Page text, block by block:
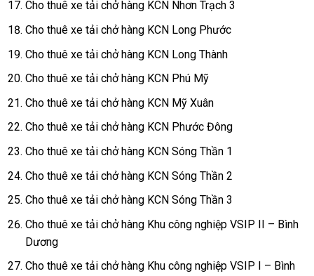
Cho thuê xe tải chở hàng KCN Nhơn Trạch 3
Cho thuê xe tải chở hàng KCN Long Phước
Cho thuê xe tải chở hàng KCN Long Thành
Cho thuê xe tải chở hàng KCN Phú Mỹ
Cho thuê xe tải chở hàng KCN Mỹ Xuân
Cho thuê xe tải chở hàng KCN Phước Đông
Cho thuê xe tải chở hàng KCN Sóng Thần 1
Cho thuê xe tải chở hàng KCN Sóng Thần 2
Cho thuê xe tải chở hàng KCN Sóng Thần 3
Cho thuê xe tải chở hàng Khu công nghiệp VSIP II – Bình
Dương
Cho thuê xe tải chở hàng Khu công nghiệp VSIP I – Bình